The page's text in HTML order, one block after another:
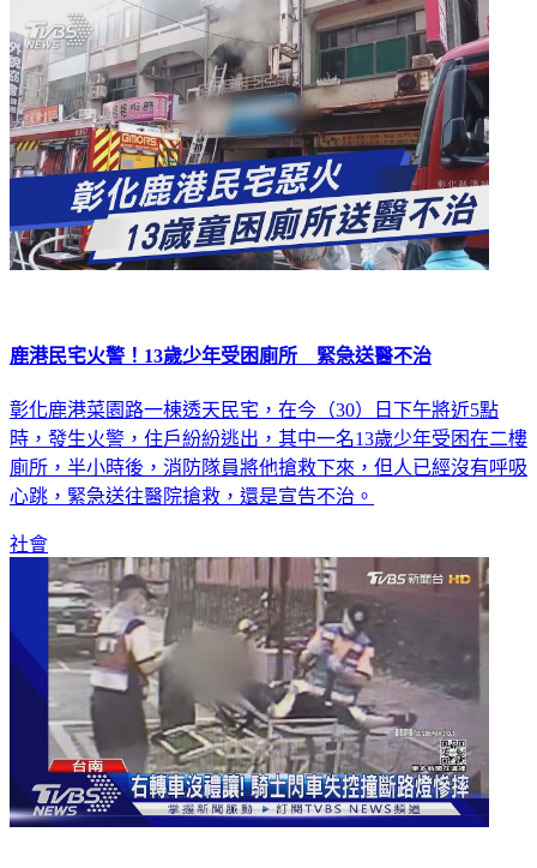
鹿港民宅火警！13歲少年受困廁所 緊急送醫不治
彰化鹿港菜園路一棟透天民宅，在今（30）日下午將近5點
時，發生火警，住戶紛紛逃出，其中一名13歲少年受困在二樓
廁所，半小時後，消防隊員將他搶救下來，但人已經沒有呼吸
心跳，緊急送往醫院搶救，還是宣告不治。
社會